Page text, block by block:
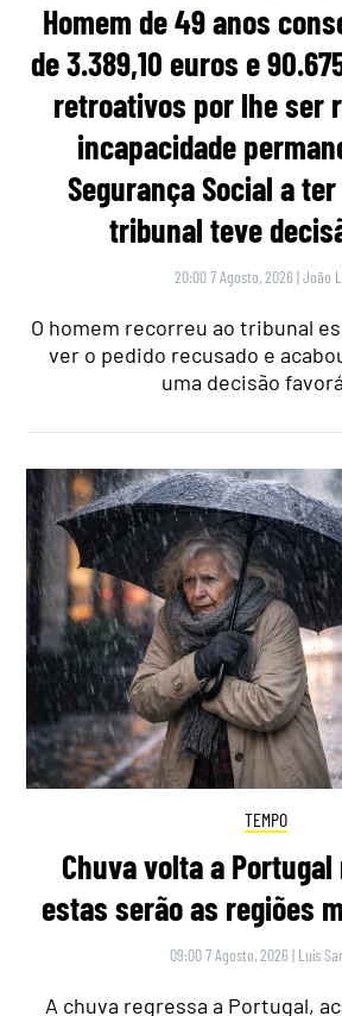
Homem de 49 anos
de 3.389,10 euros e
retroativos por lhe ser
incapacidade
Segurança Social a
tribunal teve
20:00 7 Agosto, 2026 |João
O homem recorreu ao tribunal
ver o pedido recusado e
uma decisão
TEMPO
Chuva volta a
estas serão as regiões
09:00 7 Agosto, 2026 | Luís
A chuva regressa a Portugal,